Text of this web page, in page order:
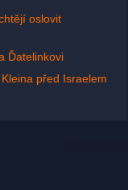
oslovit
Ďatelinkovi
před Israelem